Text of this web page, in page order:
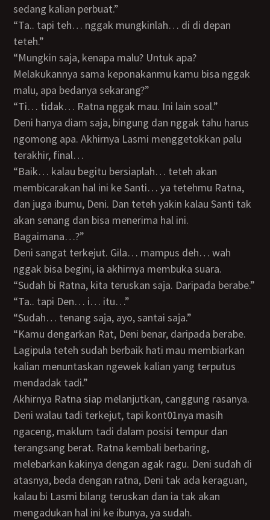
sedang kalian perbuat.”
“Ta.. tapi teh… nggak mungkinlah… di di depan
teteh.”
“Mungkin saja, kenapa malu? Untuk apa?
Melakukannya sama keponakanmu kamu bisa nggak
malu, apa bedanya sekarang?”
“Ti… tidak… Ratna nggak mau. Ini lain soal.”
Deni hanya diam saja, bingung dan nggak tahu harus
ngomong apa. Akhirnya Lasmi menggetokkan palu
terakhir, final…
“Baik… kalau begitu bersiaplah… teteh akan
membicarakan hal ini ke Santi… ya tetehmu Ratna,
dan juga ibumu, Deni. Dan teteh yakin kalau Santi tak
akan senang dan bisa menerima hal ini.
Bagaimana…?”
Deni sangat terkejut. Gila… mampus deh… wah
nggak bisa begini, ia akhirnya membuka suara.
“Sudah bi Ratna, kita teruskan saja. Daripada berabe.”
“Ta.. tapi Den… i… itu…”
“Sudah… tenang saja, ayo, santai saja.”
“Kamu dengarkan Rat, Deni benar, daripada berabe.
Lagipula teteh sudah berbaik hati mau membiarkan
kalian menuntaskan ngewek kalian yang terputus
mendadak tadi.”
Akhirnya Ratna siap melanjutkan, canggung rasanya.
Deni walau tadi terkejut, tapi kont01nya masih
ngaceng, maklum tadi dalam posisi tempur dan
terangsang berat. Ratna kembali berbaring,
melebarkan kakinya dengan agak ragu. Deni sudah di
atasnya, beda dengan ratna, Deni tak ada keraguan,
kalau bi Lasmi bilang teruskan dan ia tak akan
mengadukan hal ini ke ibunya, ya sudah.